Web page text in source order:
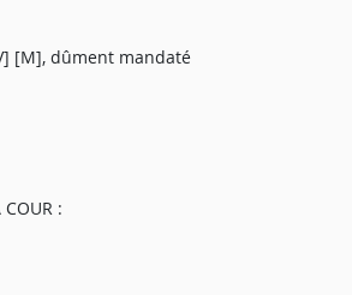
[M], dûment mandaté
: